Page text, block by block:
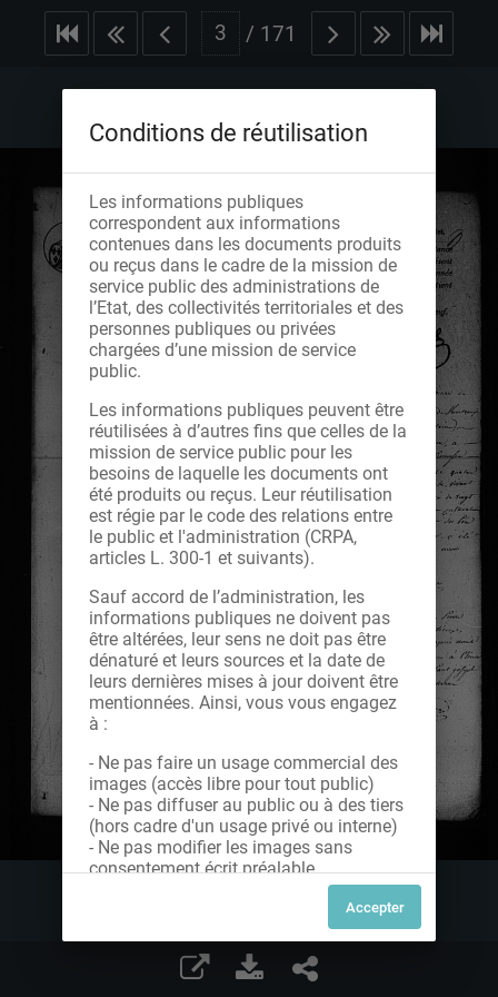
/ 171
Conditions de réutilisation
Les informations publiques
correspondent aux informations
contenues dans les documents produits
ou reçus dans le cadre de la mission de
service public des administrations de
l’Etat, des collectivités territoriales et des
personnes publiques ou privées
chargées d’une mission de service
public.
Les informations publiques peuvent être
réutilisées à d’autres fins que celles de la
mission de service public pour les
besoins de laquelle les documents ont
été produits ou reçus. Leur réutilisation
est régie par le code des relations entre
le public et l'administration (CRPA,
articles L. 300-1 et suivants).
Sauf accord de l’administration, les
informations publiques ne doivent pas
être altérées, leur sens ne doit pas être
dénaturé et leurs sources et la date de
leurs dernières mises à jour doivent être
mentionnées. Ainsi, vous vous engagez
à :
- Ne pas faire un usage commercial des
images (accès libre pour tout public)
- Ne pas diffuser au public ou à des tiers
(hors cadre d'un usage privé ou interne)
- Ne pas modifier les images sans
consentement écrit préalable
Dans le cas contraire, nous vous invitons
à nous contacter afin de solliciter le type
de Licence souhaitée parmi celles
proposées et le cas échéant, acquitter